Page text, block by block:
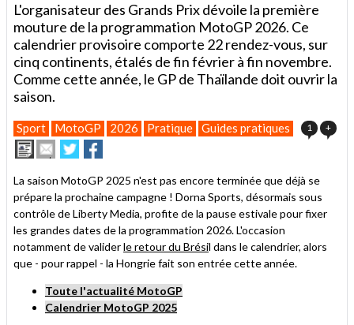
L'organisateur des Grands Prix dévoile la première
mouture de la programmation MotoGP 2026. Ce
calendrier provisoire comporte 22 rendez-vous, sur
cinq continents, étalés de fin février à fin novembre.
Comme cette année, le GP de Thaïlande doit ouvrir la
saison.
Sport MotoGP 2026 Pratique Guides pratiques 1 +
ImprimerEnvoyer
cet
à
un
ami
Partager
sur
sur
La saison MotoGP 2025 n'est pas encore terminée que déjà se
prépare la prochaine campagne ! Dorna Sports, désormais sous
contrôle de Liberty Media, profite de la pause estivale pour fixer
les grandes dates de la programmation 2026. L'occasion
notamment de validerle retour du Brésil dans le calendrier, alors
que - pour rappel - la Hongrie fait son entrée cette année.
Toute l'actualité MotoGP
Calendrier MotoGP 2025